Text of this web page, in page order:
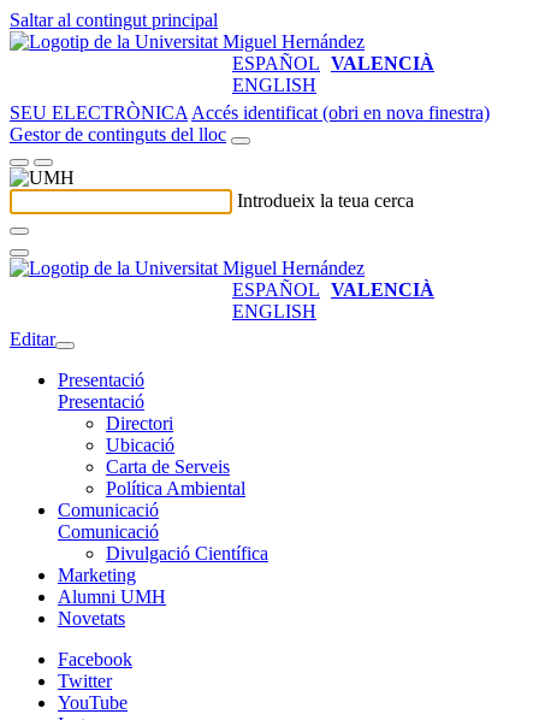
Saltar al contingut principal
ESPAÑOL VALENCIÀ
ENGLISH
SEU ELECTRÒNICA Accés identificat (obri en nova finestra)
Gestor de continguts del lloc
Introdueix la teua cerca
ESPAÑOL VALENCIÀ
ENGLISH
Editar
Presentació
Presentació
Directori
Ubicació
Carta de Serveis
Política Ambiental
Comunicació
Comunicació
Divulgació Científica
Marketing
Alumni UMH
Novetats
Facebook
Twitter
YouTube